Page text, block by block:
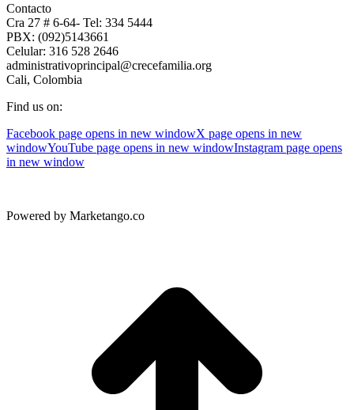
Contacto
Cra 27 # 6-64- Tel: 334 5444
PBX: (092)5143661
Celular: 316 528 2646
administrativoprincipal@crecefamilia.org
Cali, Colombia
Find us on:
Facebook page opens in new windowX page opens in new
windowYouTube page opens in new windowInstagram page opens
in new window
Powered by Marketango.co